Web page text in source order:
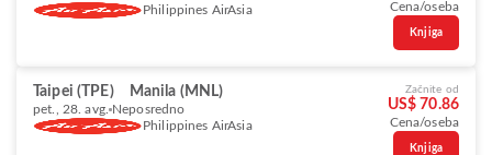
Philippines AirAsia
Cena/oseba
Knjiga
Taipei (TPE) Manila (MNL)
pet., 28. avg. Neposredno
Philippines AirAsia
Začnite od
US$ 70.86
Cena/oseba
Knjiga